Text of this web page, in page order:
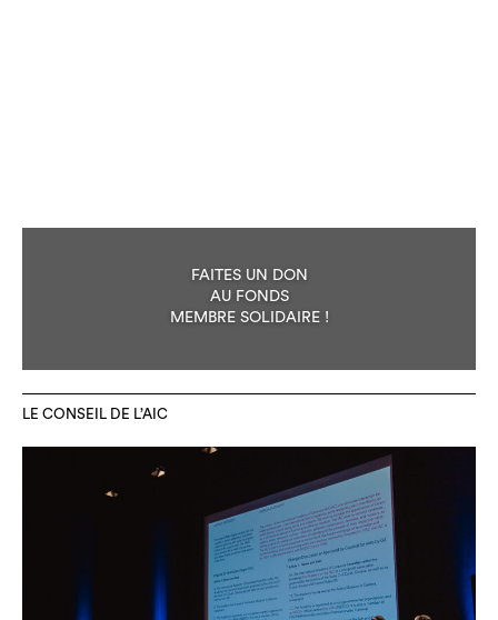
FAITES UN DON
AU FONDS
MEMBRE SOLIDAIRE !
LE CONSEIL DE L’AIC